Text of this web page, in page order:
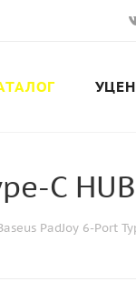
C
PadJoy 6-Port